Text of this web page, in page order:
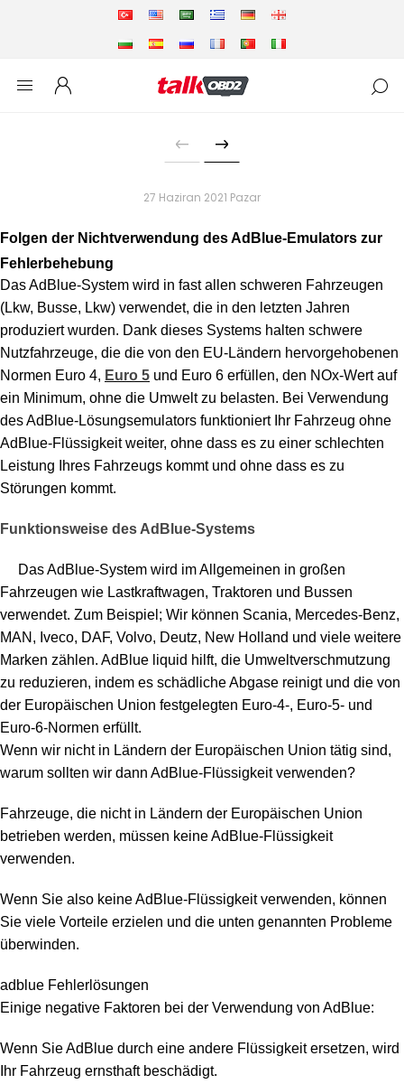
27 Haziran 2021 Pazar
Folgen der Nichtverwendung des AdBlue-Emulators zur
Fehlerbehebung
Das AdBlue-System wird in fast allen schweren Fahrzeugen
(Lkw, Busse, Lkw) verwendet, die in den letzten Jahren
produziert wurden. Dank dieses Systems halten schwere
Nutzfahrzeuge, die die von den EU-Ländern hervorgehobenen
Normen Euro 4, Euro 5 und Euro 6 erfüllen, den NOx-Wert auf
ein Minimum, ohne die Umwelt zu belasten. Bei Verwendung
des AdBlue-Lösungsemulators funktioniert Ihr Fahrzeug ohne
AdBlue-Flüssigkeit weiter, ohne dass es zu einer schlechten
Leistung Ihres Fahrzeugs kommt und ohne dass es zu
Störungen kommt.
Funktionsweise des AdBlue-Systems
Das AdBlue-System wird im Allgemeinen in großen
Fahrzeugen wie Lastkraftwagen, Traktoren und Bussen
verwendet. Zum Beispiel; Wir können Scania, Mercedes-Benz,
MAN, Iveco, DAF, Volvo, Deutz, New Holland und viele weitere
Marken zählen. AdBlue liquid hilft, die Umweltverschmutzung
zu reduzieren, indem es schädliche Abgase reinigt und die von
der Europäischen Union festgelegten Euro-4-, Euro-5- und
Euro-6-Normen erfüllt.
Wenn wir nicht in Ländern der Europäischen Union tätig sind,
warum sollten wir dann AdBlue-Flüssigkeit verwenden?
Fahrzeuge, die nicht in Ländern der Europäischen Union
betrieben werden, müssen keine AdBlue-Flüssigkeit
verwenden.
Wenn Sie also keine AdBlue-Flüssigkeit verwenden, können
Sie viele Vorteile erzielen und die unten genannten Probleme
überwinden.
adblue Fehlerlösungen
Einige negative Faktoren bei der Verwendung von AdBlue:
Wenn Sie AdBlue durch eine andere Flüssigkeit ersetzen, wird
Ihr Fahrzeug ernsthaft beschädigt.